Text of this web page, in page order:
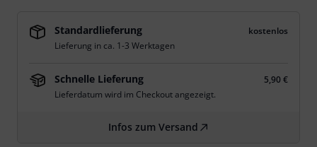
Standardlieferung
kostenlos
Lieferung in ca. 1-3 Werktagen
Schnelle Lieferung
5,90 €
Lieferdatum wird im Checkout angezeigt.
Infos zum Versand